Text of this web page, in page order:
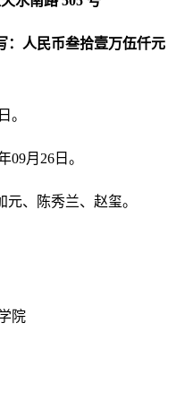
：人民币叁拾壹万伍仟元
日。
09月 26 日。
元、陈秀兰、赵玺。
院